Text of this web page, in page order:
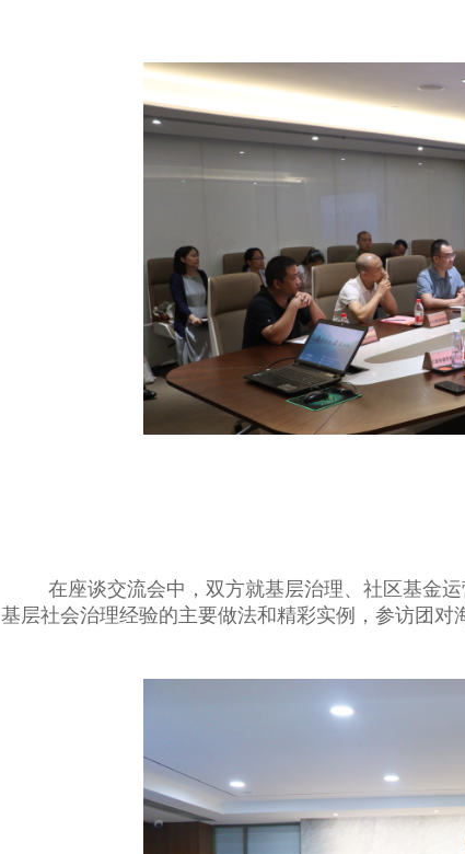
在座谈交流会中，双方就基层治理、社区基金
基层社会治理经验的主要做法和精彩实例，参访团对